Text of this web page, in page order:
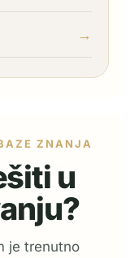
→
ZNANJA
u
je trenutno